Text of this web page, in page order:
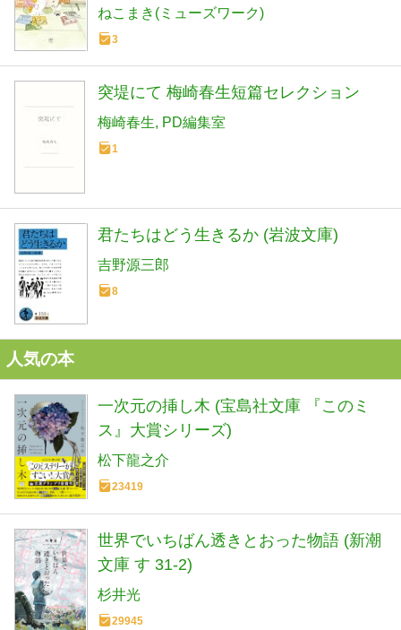
ねこまき(ミューズワーク)
3
突堤にて 梅崎春生短篇セレクション
梅崎春生 PD編集室
1
君たちはどう生きるか (岩波文庫)
吉野源三郎
8
人気の本
一次元の挿し木 (宝島社文庫 『このミ
ス』大賞シリーズ)
松下龍之介
23419
世界でいちばん透きとおった物語 (新潮
文庫 す 31-2)
杉井光
29945